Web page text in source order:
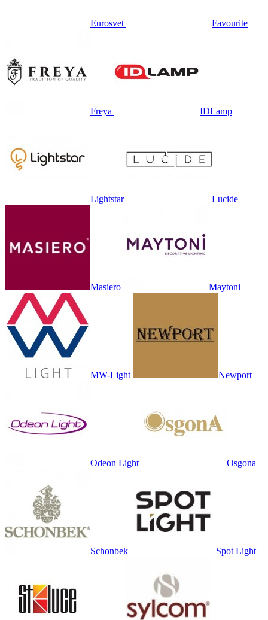
Eurosvet Favourite
Freya IDLamp
Lightstar Lucide
Masiero Maytoni
MW-Light Newport
Odeon Light Osgona
Schonbek Spot Light